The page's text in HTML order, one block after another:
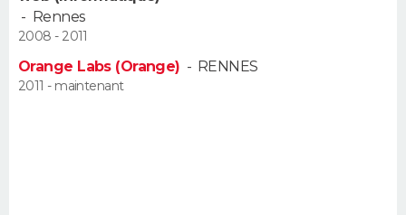
- Rennes
2008 - 2011
Orange Labs (Orange) - RENNES
2011 - maintenant